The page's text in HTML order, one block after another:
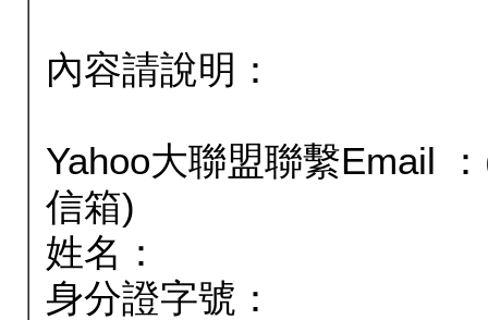
內容請說明：
Yahoo大聯盟聯繫Email
信箱)
姓名：
身分證字號：